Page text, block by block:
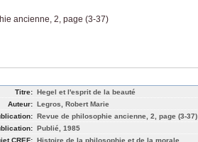
ancienne, 2, page (3-37)
Titre: Hegel et l'esprit de la beauté
Auteur: Legros, Robert Marie
Revue de philosophie ancienne, 2, page (3-37)
Publié, 1985
CREF: Histoire de la philosophie et de la morale